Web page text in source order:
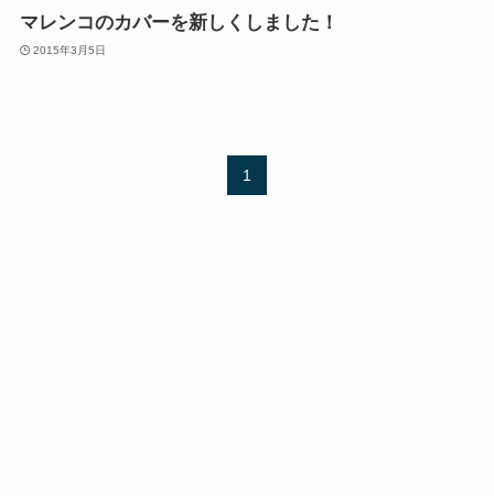
マレンコのカバーを新しくしました！
2015年3月5日
1